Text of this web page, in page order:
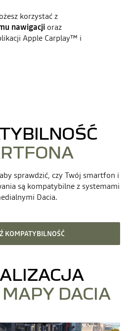
korzystać z
nawigacji oraz
Apple Carplay™ i
sprawdzić, czy Twój smartfon i
są kompatybilne z systemami
Dacia.
KOMPATYBILNOŚĆ
MAPY DACIA